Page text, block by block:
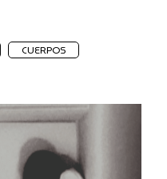
CUERPOS